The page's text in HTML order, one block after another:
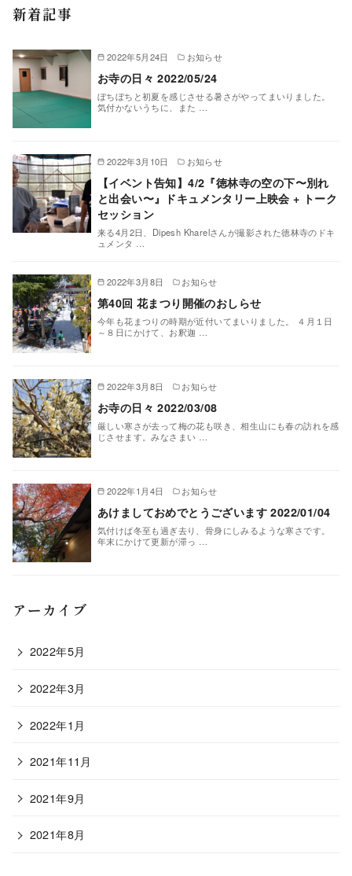
新着記事
2022年5月24日 お知らせ
お寺の日々 2022/05/24
ぼちぼちと初夏を感じさせる暑さがやってまいりました。
気付かないうちに、また …
2022年3月10日 お知らせ
【イベント告知】4/2『徳林寺の空の下〜別れ
と出会い〜』ドキュメンタリー上映会 + トーク
セッション
来る4月2日、Dipesh Kharelさんが撮影された徳林寺のドキ
ュメンタ …
2022年3月8日 お知らせ
第40回 花まつり開催のおしらせ
今年も花まつりの時期が近付いてまいりました。 ４月１日
～８日にかけて、お釈迦 …
2022年3月8日 お知らせ
お寺の日々 2022/03/08
厳しい寒さが去って梅の花も咲き、相生山にも春の訪れを感
じさせます。みなさまい …
2022年1月4日 お知らせ
あけましておめでとうございます 2022/01/04
気付けば冬至も過ぎ去り、骨身にしみるような寒さです。
年末にかけて更新が滞っ …
アーカイブ
2022年5月
2022年3月
2022年1月
2021年11月
2021年9月
2021年8月